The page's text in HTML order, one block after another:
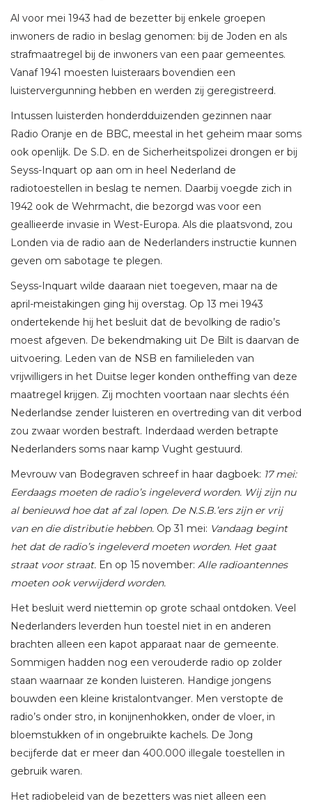
Al voor mei 1943 had de bezetter bij enkele groepen
inwoners de radio in beslag genomen: bij de Joden en als
strafmaatregel bij de inwoners van een paar gemeentes.
Vanaf 1941 moesten luisteraars bovendien een
luistervergunning hebben en werden zij geregistreerd.
Intussen luisterden honderdduizenden gezinnen naar
Radio Oranje en de BBC, meestal in het geheim maar soms
ook openlijk. De S.D. en de Sicherheitspolizei drongen er bij
Seyss-Inquart op aan om in heel Nederland de
radiotoestellen in beslag te nemen. Daarbij voegde zich in
1942 ook de Wehrmacht, die bezorgd was voor een
geallieerde invasie in West-Europa. Als die plaatsvond, zou
Londen via de radio aan de Nederlanders instructie kunnen
geven om sabotage te plegen.
Seyss-Inquart wilde daaraan niet toegeven, maar na de
april-meistakingen ging hij overstag. Op 13 mei 1943
ondertekende hij het besluit dat de bevolking de radio’s
moest afgeven. De bekendmaking uit De Bilt is daarvan de
uitvoering. Leden van de NSB en familieleden van
vrijwilligers in het Duitse leger konden ontheffing van deze
maatregel krijgen. Zij mochten voortaan naar slechts één
Nederlandse zender luisteren en overtreding van dit verbod
zou zwaar worden bestraft. Inderdaad werden betrapte
Nederlanders soms naar kamp Vught gestuurd.
Mevrouw van Bodegraven schreef in haar dagboek: 17 mei:
Eerdaags moeten de radio’s ingeleverd worden. Wij zijn nu
al benieuwd hoe dat af zal lopen. De N.S.B.’ers zijn er vrij
van en die distributie hebben. Op 31 mei: Vandaag begint
het dat de radio’s ingeleverd moeten worden. Het gaat
straat voor straat. En op 15 november: Alle radioantennes
moeten ook verwijderd worden.
Het besluit werd niettemin op grote schaal ontdoken. Veel
Nederlanders leverden hun toestel niet in en anderen
brachten alleen een kapot apparaat naar de gemeente.
Sommigen hadden nog een verouderde radio op zolder
staan waarnaar ze konden luisteren. Handige jongens
bouwden een kleine kristalontvanger. Men verstopte de
radio’s onder stro, in konijnenhokken, onder de vloer, in
bloemstukken of in ongebruikte kachels. De Jong
becijferde dat er meer dan 400.000 illegale toestellen in
gebruik waren.
Het radiobeleid van de bezetters was niet alleen een